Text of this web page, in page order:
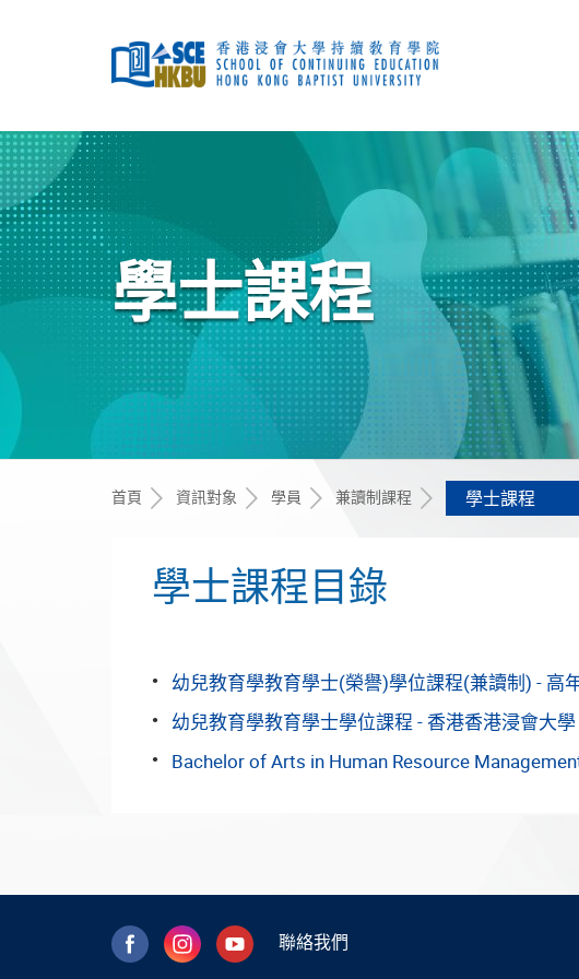
開
始
主
要
內
容
學士課程
首頁 資訊對象 學員 兼讀制課程 學士課程
學士課程目錄
幼兒教育學教育學士(榮譽)學位課程(兼讀制) - 高
幼兒教育學教育學士學位課程 - 香港香港浸會大學
Bachelor of Arts in Human Resource
聯絡我們